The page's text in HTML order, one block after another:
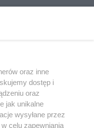
być powielany i
w jakikolwiek sposób (w
jakimkolwiek polu
z umieszczaniem w Internecie
użycie lub
z naruszeniem prawa, tzn.
kary i może być ścigane
oraz inne
dostęp i
oraz
jak unikalne
wysyłane przez
celu zapewniania